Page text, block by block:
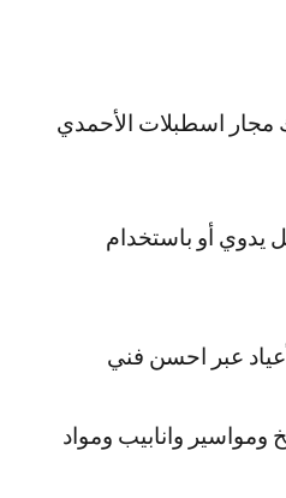
مجار اسطبلات الأحمدي
أو باستخدام
عبر احسن فني
وانابيب ومواد